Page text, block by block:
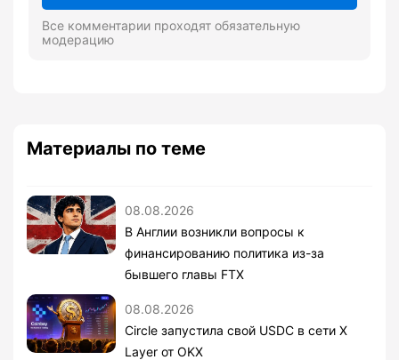
Все комментарии проходят обязательную
модерацию
Материалы по теме
08.08.2026
В Англии возникли вопросы к
финансированию политика из-за
бывшего главы FTX
08.08.2026
Circle запустила свой USDC в сети X
Layer от OKX